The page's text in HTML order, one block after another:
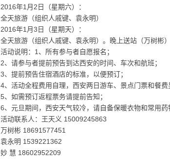
2016年1月2日（星期六）：
全天旅游（组织人戚键、袁永明）
2016年1月3日（星期天）：
全天旅游（组织人戚键、袁永明）。晚上送站（万树彬）
活动说明：1、所有参与者自愿报名；
2、请参与者提前预告到达西安的时间、车次和航班；
3、提前预告住宿酒店的标准，以便预订；
4、活动全程费用自理，西安两日游车、景点门票和餐费
5、如需预订返程票务请提前告知；
6、元旦期间，西安天气较冷，请自备保暖衣物和常用药
活动联系人：王天义 15009245863
万树彬 18691577451
袁永明 1539221362
妙 慧 18602952209